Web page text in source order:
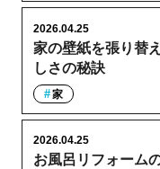
家の壁紙を張り替
しさの秘訣
2026.04.25
家
お風呂リフォーム
2026.04.25